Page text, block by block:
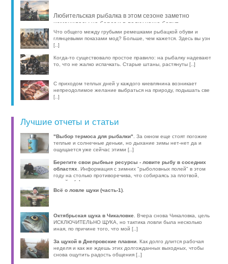
Любительская рыбалка в этом сезоне заметно
изменилась: на берег и в лодку чаще берут
компактные эхолоты, об [..]
Что общего между грубыми ремешками рыбацкой обуви и
глянцевыми показами мод? Больше, чем кажется. Здесь вы узн
[..]
Когда-то существовало простое правило: на рыбалку надевают
то, что не жалко испачкать. Старые штаны, растянуты [..]
С приходом теплых дней у каждого киевлянина возникает
непреодолимое желание выбраться на природу, подышать све
[..]
Лучшие отчеты и статьи
"Выбор термоса для рыбалки". За окном еще стоят погожие
теплые и солнечные деньки, но дыхание зимы нет-нет да и
ощущается уже сейчас этими [..]
Берегите свои рыбные ресурсы - ловите рыбу в соседних
областях
. Информация с зимних "рыболовных полей" в этом
году на столько противоречива, что собираясь за плотвой,
волей-н [..]
Всё о ловле щуки (часть-1)
Октябрьская щука в Чикаловке. Вчера снова Чикаловка, цель
ИСКЛЮЧИТЕЛЬНО ЩУКА, но тактика ловли была несколько
иная, по причине того, что мой [..]
За щукой в Днепровские плавни . Как долго длится рабочая
неделя и как же ждешь этих долгожданных выходных, чтобы
снова ощутить радость общения [..]